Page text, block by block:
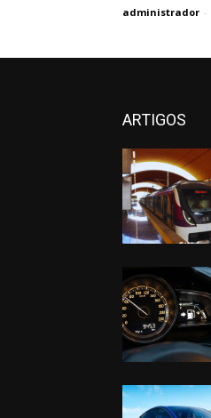
administrador -
ARTIGOS